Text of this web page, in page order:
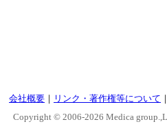
会社概要 ｜ リンク・著作権等について
Copyright © 2006-2026 Medica